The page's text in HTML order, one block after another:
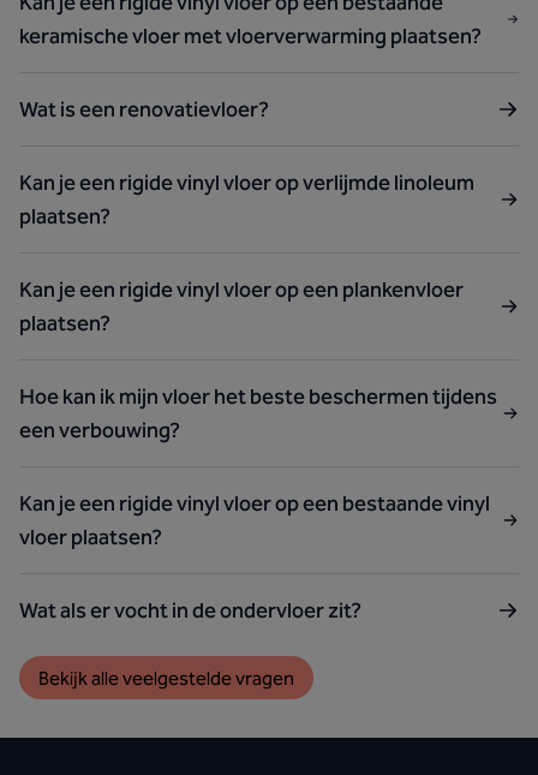
keramische vloer met vloerverwarming plaatsen?
Wat is een renovatievloer?
Kan je een rigide vinyl vloer op verlijmde linoleum
plaatsen?
Kan je een rigide vinyl vloer op een plankenvloer
plaatsen?
Hoe kan ik mijn vloer het beste beschermen tijdens
een verbouwing?
Kan je een rigide vinyl vloer op een bestaande vinyl
vloer plaatsen?
Wat als er vocht in de ondervloer zit?
Bekijk alle veelgestelde vragen